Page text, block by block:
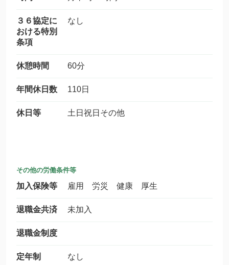
３６協定に
おける特別
条項
なし
休憩時間 60分
年間休日数 110日
休日等 土日祝日その他
その他の労働条件等
加入保険等 雇用 労災 健康 厚生
退職金共済 未加入
退職金制度
定年制 なし